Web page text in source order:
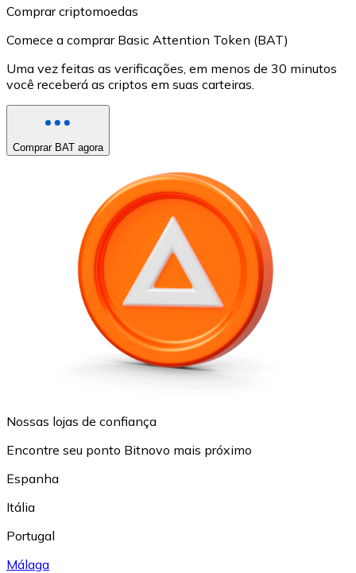
Comprar criptomoedas
Comece a comprar Basic Attention Token (BAT)
Uma vez feitas as verificações, em menos de 30 minutos
você receberá as criptos em suas carteiras.
Comprar BAT agora
Nossas lojas de confiança
Encontre seu ponto Bitnovo mais próximo
Espanha
Itália
Portugal
Málaga